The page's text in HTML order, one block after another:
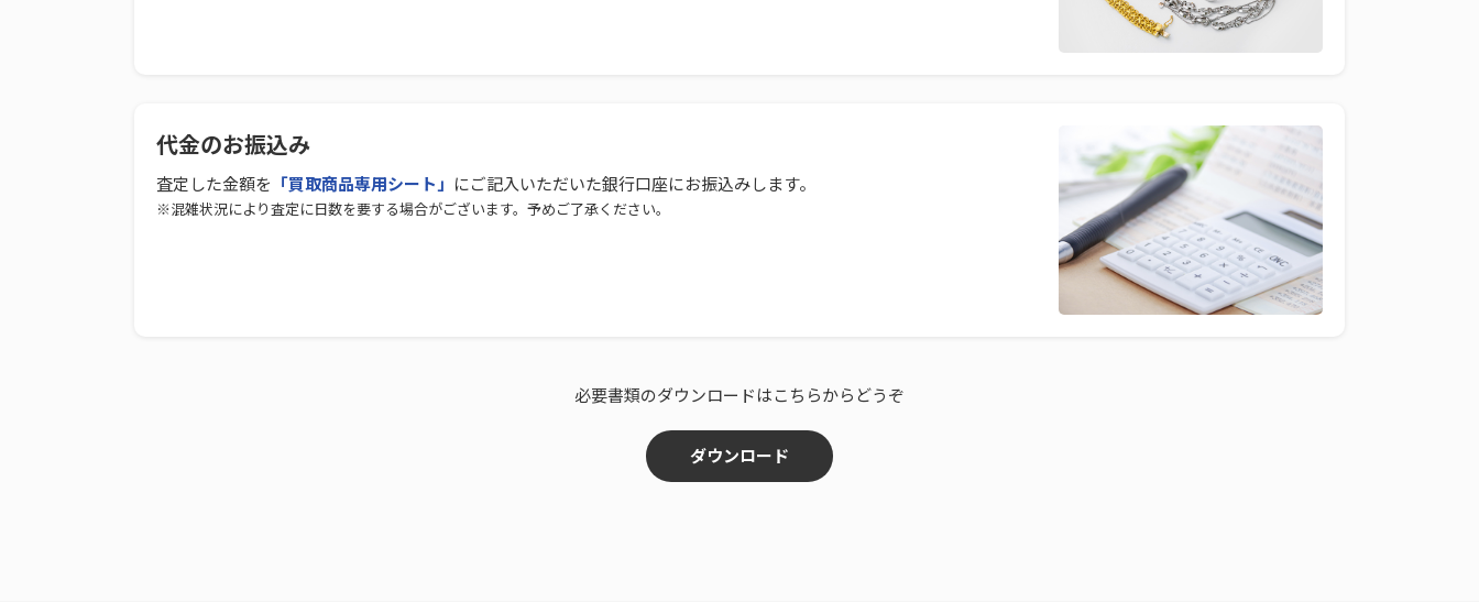
代金のお振込み
査定した金額を 「買取商品専用シート」 にご記入いただいた銀行口座にお振込みします。
※混雑状況により査定に日数を要する場合がございます。予めご了承ください。
必要書類のダウンロードはこちらからどうぞ
ダウンロード